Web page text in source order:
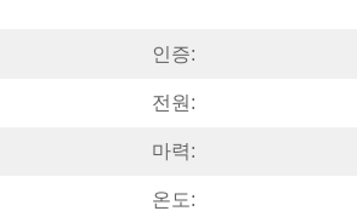
인증:
전원:
마력:
온도: